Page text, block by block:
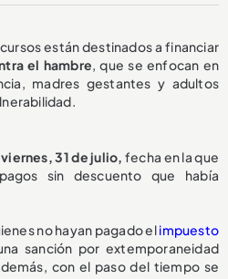
están destinados a financiar
el hambre, que se enfocan en
madres gestantes y adultos
31 de julio, fecha en la que
sin descuento que había
no hayan pagado elimpuesto
sanción por extemporaneidad
con el paso del tiempo se